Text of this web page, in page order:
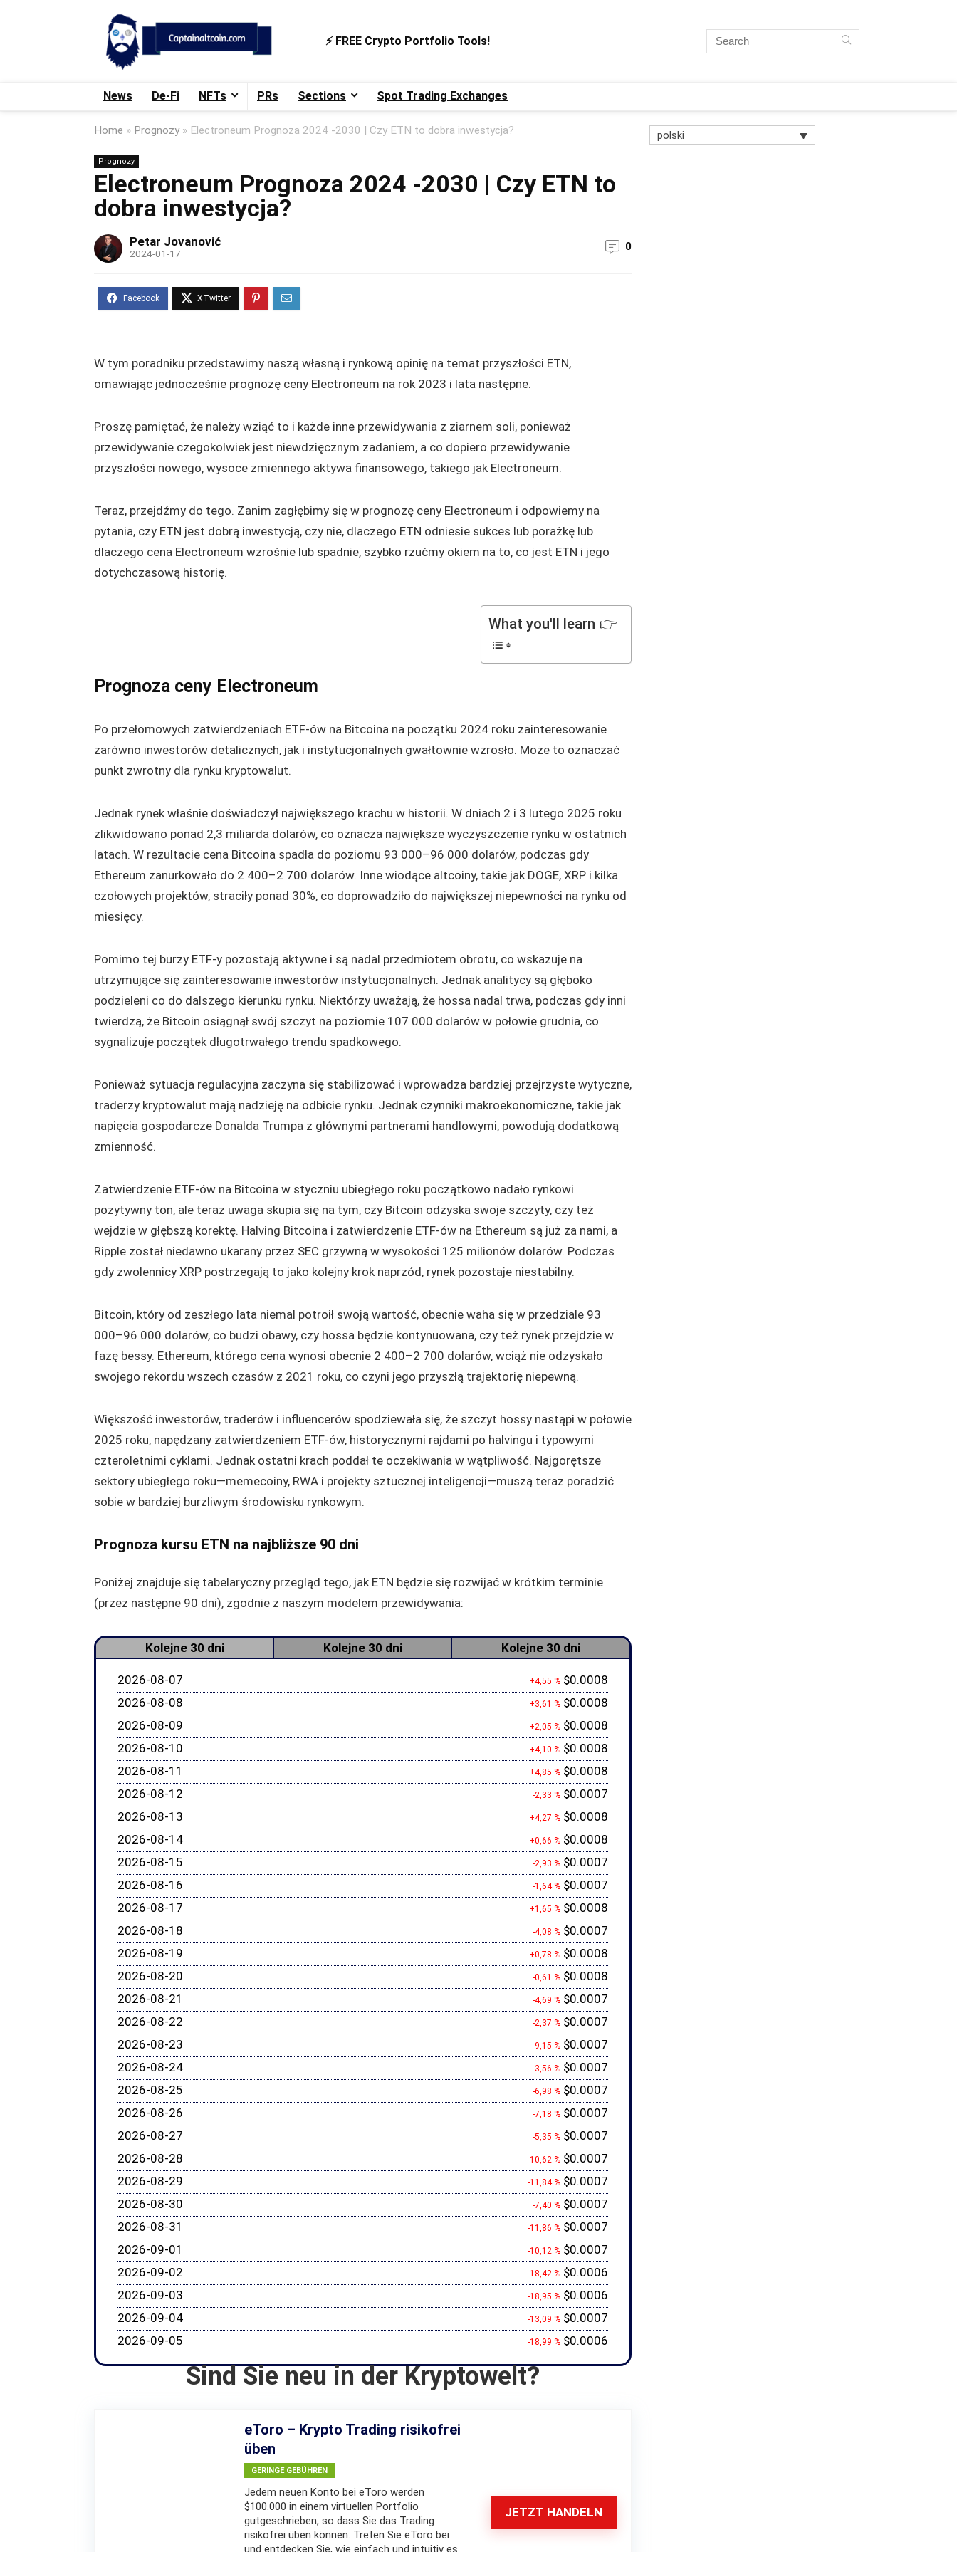
⚡️ FREE Crypto Portfolio Tools!
News De-Fi NFTs PRs Sections Spot Trading Exchanges
Home » Prognozy» Electroneum Prognoza 2024 -2030 | Czy ETN to dobra inwestycja?
Prognozy
Electroneum Prognoza 2024 -2030 | Czy ETN to
dobra inwestycja?
Petar Jovanović
2024-01-17
0
W tym poradniku przedstawimy naszą własną i rynkową opinię na temat przyszłości ETN,
omawiając jednocześnie prognozę ceny Electroneum na rok 2023 i lata następne.
Proszę pamiętać, że należy wziąć to i każde inne przewidywania z ziarnem soli, ponieważ
przewidywanie czegokolwiek jest niewdzięcznym zadaniem, a co dopiero przewidywanie
przyszłości nowego, wysoce zmiennego aktywa finansowego, takiego jak Electroneum.
Teraz, przejdźmy do tego. Zanim zagłębimy się w prognozę ceny Electroneum i odpowiemy na
pytania, czy ETN jest dobrą inwestycją, czy nie, dlaczego ETN odniesie sukces lub porażkę lub
dlaczego cena Electroneum wzrośnie lub spadnie, szybko rzućmy okiem na to, co jest ETN i jego
dotychczasową historię.
What you'll learn 👉
Prognoza ceny Electroneum
Po przełomowych zatwierdzeniach ETF-ów na Bitcoina na początku 2024 roku zainteresowanie
zarówno inwestorów detalicznych, jak i instytucjonalnych gwałtownie wzrosło. Może to oznaczać
punkt zwrotny dla rynku kryptowalut.
Jednak rynek właśnie doświadczył największego krachu w historii. W dniach 2 i 3 lutego 2025 roku
zlikwidowano ponad 2,3 miliarda dolarów, co oznacza największe wyczyszczenie rynku w ostatnich
latach. W rezultacie cena Bitcoina spadła do poziomu 93 000–96 000 dolarów, podczas gdy
Ethereum zanurkowało do 2 400–2 700 dolarów. Inne wiodące altcoiny, takie jak DOGE, XRP i kilka
czołowych projektów, straciły ponad 30%, co doprowadziło do największej niepewności na rynku od
miesięcy.
Pomimo tej burzy ETF-y pozostają aktywne i są nadal przedmiotem obrotu, co wskazuje na
utrzymujące się zainteresowanie inwestorów instytucjonalnych. Jednak analitycy są głęboko
podzieleni co do dalszego kierunku rynku. Niektórzy uważają, że hossa nadal trwa, podczas gdy inni
twierdzą, że Bitcoin osiągnął swój szczyt na poziomie 107 000 dolarów w połowie grudnia, co
sygnalizuje początek długotrwałego trendu spadkowego.
Ponieważ sytuacja regulacyjna zaczyna się stabilizować i wprowadza bardziej przejrzyste wytyczne,
traderzy kryptowalut mają nadzieję na odbicie rynku. Jednak czynniki makroekonomiczne, takie jak
napięcia gospodarcze Donalda Trumpa z głównymi partnerami handlowymi, powodują dodatkową
zmienność.
Zatwierdzenie ETF-ów na Bitcoina w styczniu ubiegłego roku początkowo nadało rynkowi
pozytywny ton, ale teraz uwaga skupia się na tym, czy Bitcoin odzyska swoje szczyty, czy też
wejdzie w głębszą korektę. Halving Bitcoina i zatwierdzenie ETF-ów na Ethereum są już za nami, a
Ripple został niedawno ukarany przez SEC grzywną w wysokości 125 milionów dolarów. Podczas
gdy zwolennicy XRP postrzegają to jako kolejny krok naprzód, rynek pozostaje niestabilny.
Bitcoin, który od zeszłego lata niemal potroił swoją wartość, obecnie waha się w przedziale 93
000–96 000 dolarów, co budzi obawy, czy hossa będzie kontynuowana, czy też rynek przejdzie w
fazę bessy. Ethereum, którego cena wynosi obecnie 2 400–2 700 dolarów, wciąż nie odzyskało
swojego rekordu wszech czasów z 2021 roku, co czyni jego przyszłą trajektorię niepewną.
Większość inwestorów, traderów i influencerów spodziewała się, że szczyt hossy nastąpi w połowie
2025 roku, napędzany zatwierdzeniem ETF-ów, historycznymi rajdami po halvingu i typowymi
czteroletnimi cyklami. Jednak ostatni krach poddał te oczekiwania w wątpliwość. Najgorętsze
sektory ubiegłego roku—memecoiny, RWA i projekty sztucznej inteligencji—muszą teraz poradzić
sobie w bardziej burzliwym środowisku rynkowym.
Prognoza kursu ETN na najbliższe 90 dni
Poniżej znajduje się tabelaryczny przegląd tego, jak ETN będzie się rozwijać w krótkim terminie
(przez następne 90 dni), zgodnie z naszym modelem przewidywania:
Kolejne 30 dni Kolejne 30 dni Kolejne 30 dni
2026-08-07 +4,55 % $0.0008
2026-08-08
+3,61 % $0.0008
2026-08-09
+2,05 % $0.0008
2026-08-10
+4,10 % $0.0008
2026-08-11
+4,85 % $0.0008
2026-08-12
-2,33 % $0.0007
2026-08-13
+4,27 % $0.0008
2026-08-14
+0,66 % $0.0008
2026-08-15
-2,93 % $0.0007
2026-08-16
-1,64 % $0.0007
2026-08-17
+1,65 % $0.0008
2026-08-18
-4,08 % $0.0007
2026-08-19
+0,78 % $0.0008
2026-08-20
-0,61 % $0.0008
2026-08-21
-4,69 % $0.0007
2026-08-22
-2,37 % $0.0007
2026-08-23
-9,15 % $0.0007
2026-08-24
-3,56 % $0.0007
2026-08-25
-6,98 % $0.0007
2026-08-26
-7,18 % $0.0007
2026-08-27
-5,35 % $0.0007
2026-08-28
-10,62 % $0.0007
2026-08-29
-11,84 % $0.0007
2026-08-30
-7,40 % $0.0007
2026-08-31
-11,86 % $0.0007
2026-09-01
-10,12 % $0.0007
2026-09-02
-18,42 % $0.0006
2026-09-03
-18,95 % $0.0006
2026-09-04
-13,09 % $0.0007
2026-09-05
-18,99 % $0.0006
Sind Sie neu in der Kryptowelt?
eToro – Krypto Trading risikofrei
üben
GERINGE GEBÜHREN
Jedem neuen Konto bei eToro werden
$100.000 in einem virtuellen Portfolio
gutgeschrieben, so dass Sie das Trading
risikofrei üben können. Treten Sie eToro bei
und entdecken Sie, wie einfach und intuitiv es
JETZT HANDELN
polski